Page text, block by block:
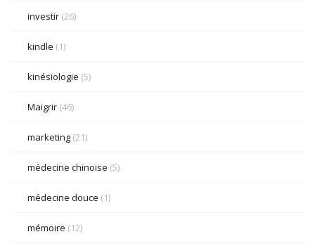
investir (26)
kindle (1)
kinésiologie (5)
Maigrir (46)
marketing (21)
médecine chinoise (5)
médecine douce (1)
mémoire (12)